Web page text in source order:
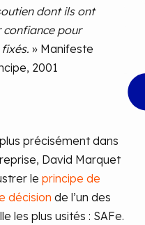
dont ils ont
pour
» Manifeste
2001
précisément dans
David Marquet
le principe de
décision de l’un des
les plus usités : SAFe.